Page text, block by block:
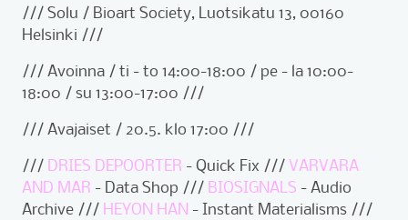
/// Solu / Bioart Society, Luotsikatu 13, 00160
Helsinki ///
/// Avoinna / ti - to 14:00-18:00 / pe - la 10:00-
18:00 / su 13:00-17:00 ///
/// Avajaiset / 20.5. klo 17:00 ///
/// DRIES DEPOORTER - Quick Fix ///VARVARA
AND MAR - Data Shop /// BIOSIGNALS - Audio
Archive /// HEYON HAN - Instant Materialisms ///